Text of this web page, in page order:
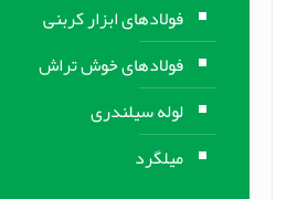
فولادهای ابزار کربنی
فولادهای خوش تراش
لوله سیلندری
میلگرد